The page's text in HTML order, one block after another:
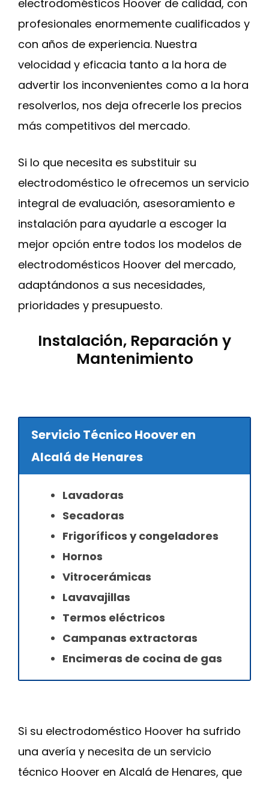
electrodomésticos Hoover de calidad, con
profesionales enormemente cualificados y
con años de experiencia. Nuestra
velocidad y eficacia tanto a la hora de
advertir los inconvenientes como a la hora
resolverlos, nos deja ofrecerle los precios
más competitivos del mercado.
Si lo que necesita es substituir su
electrodoméstico le ofrecemos un servicio
integral de evaluación, asesoramiento e
instalación para ayudarle a escoger la
mejor opción entre todos los modelos de
electrodomésticos Hoover del mercado,
adaptándonos a sus necesidades,
prioridades y presupuesto.
Instalación, Reparación y
Mantenimiento
Servicio Técnico Hoover en
Alcalá de Henares
Lavadoras
Secadoras
Frigoríficos y congeladores
Hornos
Vitrocerámicas
Lavavajillas
Termos eléctricos
Campanas extractoras
Encimeras de cocina de gas
Si su electrodoméstico Hoover ha sufrido
una avería y necesita de un servicio
técnico Hoover en Alcalá de Henares, que